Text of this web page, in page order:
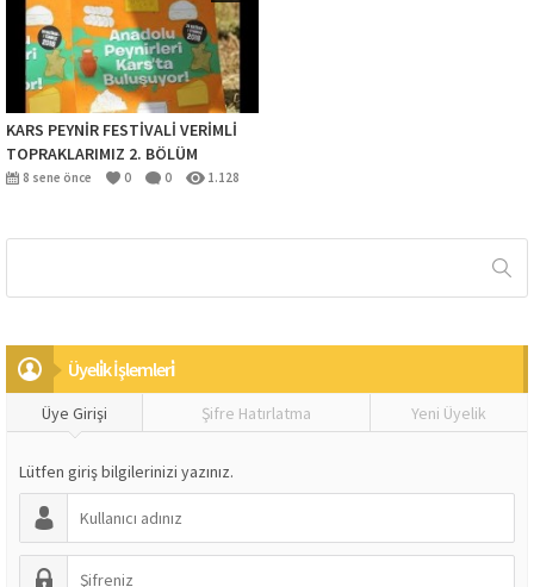
KARS PEYNİR FESTİVALİ VERİMLİ
TOPRAKLARIMIZ 2. BÖLÜM
8 sene önce 0 0 1.128
Üyeli̇k İşlemleri̇
Üye Girişi Şifre Hatırlatma Yeni Üyelik
Lütfen giriş bilgilerinizi yazınız.